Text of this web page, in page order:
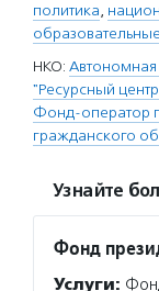
политика,
НКО:
"Ресурсный
Фонд-оператор
гражданского
Узнайте
Фонд
Услуги: